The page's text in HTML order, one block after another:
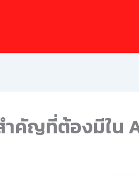
ำคัญที่ต้องมีใน